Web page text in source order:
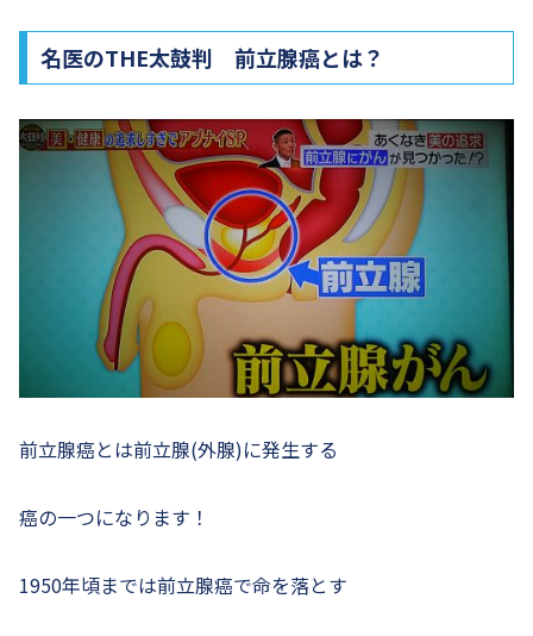
名医のTHE太鼓判 前立腺癌とは？
前立腺癌とは前立腺(外腺)に発生する
癌の一つになります！
1950年頃までは前立腺癌で命を落とす